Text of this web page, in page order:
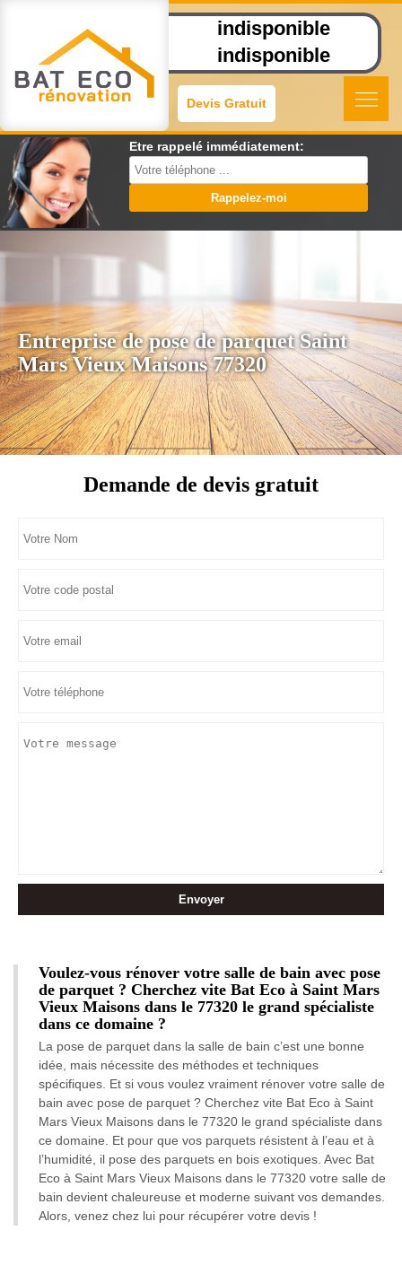
indisponible
indisponible
Devis Gratuit
Etre rappelé immédiatement:
Entreprise de pose de parquet Saint
Mars Vieux Maisons 77320
Demande de devis gratuit
Voulez-vous rénover votre salle de bain avec pose
de parquet ? Cherchez vite Bat Eco à Saint Mars
Vieux Maisons dans le 77320 le grand spécialiste
dans ce domaine ?
La pose de parquet dans la salle de bain c’est une bonne
idée, mais nécessite des méthodes et techniques
spécifiques. Et si vous voulez vraiment rénover votre salle de
bain avec pose de parquet ? Cherchez vite Bat Eco à Saint
Mars Vieux Maisons dans le 77320 le grand spécialiste dans
ce domaine. Et pour que vos parquets résistent à l’eau et à
l’humidité, il pose des parquets en bois exotiques. Avec Bat
Eco à Saint Mars Vieux Maisons dans le 77320 votre salle de
bain devient chaleureuse et moderne suivant vos demandes.
Alors, venez chez lui pour récupérer votre devis !